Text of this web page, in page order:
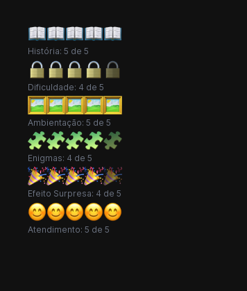
História: 5 de 5
Dificuldade: 4 de 5
Ambientação: 5 de 5
Enigmas: 4 de 5
Efeito Surpresa: 4 de 5
Atendimento: 5 de 5